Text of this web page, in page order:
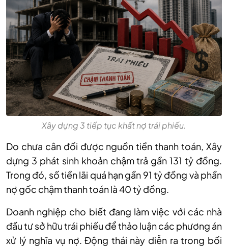
Xây dựng 3 tiếp tục khất nợ trái phiếu.
Do chưa cân đối được nguồn tiền thanh toán, Xây
dựng 3 phát sinh khoản chậm trả gần 131 tỷ đồng.
Trong đó, số tiền lãi quá hạn gần 91 tỷ đồng và phần
nợ gốc chậm thanh toán là 40 tỷ đồng.
Doanh nghiệp cho biết đang làm việc với các nhà
đầu tư sở hữu trái phiếu để thảo luận các phương án
xử lý nghĩa vụ nợ. Động thái này diễn ra trong bối